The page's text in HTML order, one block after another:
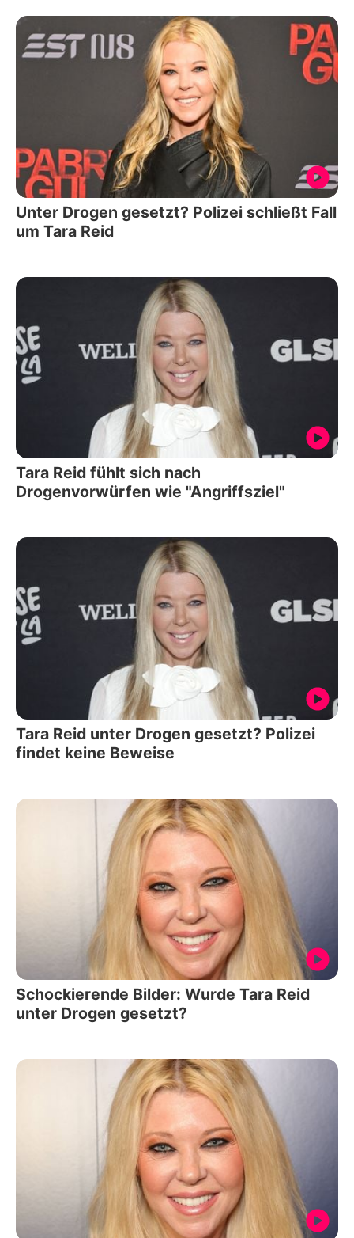
Unter Drogen gesetzt? Polizei schließt Fall
um Tara Reid
Tara Reid fühlt sich nach
Drogenvorwürfen wie "Angriffsziel"
Tara Reid unter Drogen gesetzt? Polizei
findet keine Beweise
Schockierende Bilder: Wurde Tara Reid
unter Drogen gesetzt?